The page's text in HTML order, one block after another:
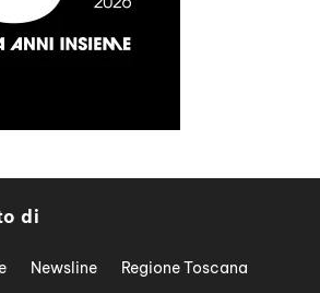
di
Newsline
Regione Toscana